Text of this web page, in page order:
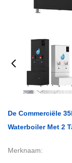
De Commerciële
Waterboiler Met 2
Merknaam: